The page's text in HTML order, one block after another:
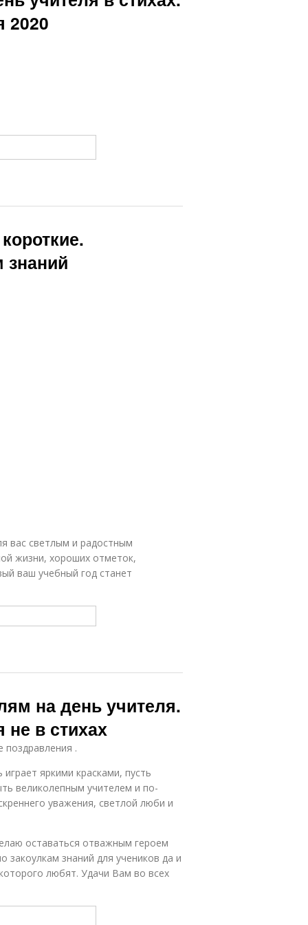
2020
вас светлым и радостным
жизни, хороших отметок,
ваш учебный год станет
на день учителя.
в стихах
поздравления .
яркими красками, пусть
великолепным учителем и по-
уважения, светлой люби и
оставаться отважным героем
знаний для учеников да и
любят. Удачи Вам во всех